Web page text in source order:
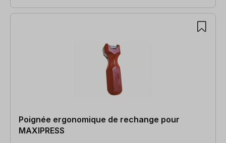
Poignée ergonomique de rechange pour
MAXIPRESS